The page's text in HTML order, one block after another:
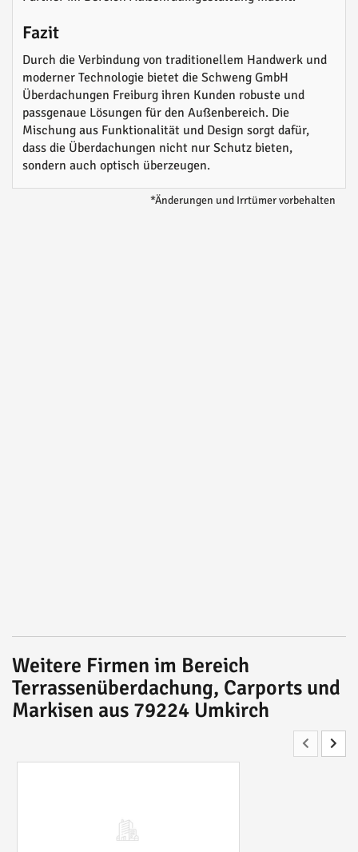
Fazit
Durch die Verbindung von traditionellem Handwerk und
moderner Technologie bietet die Schweng GmbH
Überdachungen Freiburg ihren Kunden robuste und
passgenaue Lösungen für den Außenbereich. Die
Mischung aus Funktionalität und Design sorgt dafür,
dass die Überdachungen nicht nur Schutz bieten,
sondern auch optisch überzeugen.
*Änderungen und Irrtümer vorbehalten
Weitere Firmen im Bereich
Terrassenüberdachung, Carports und
Markisen aus 79224 Umkirch